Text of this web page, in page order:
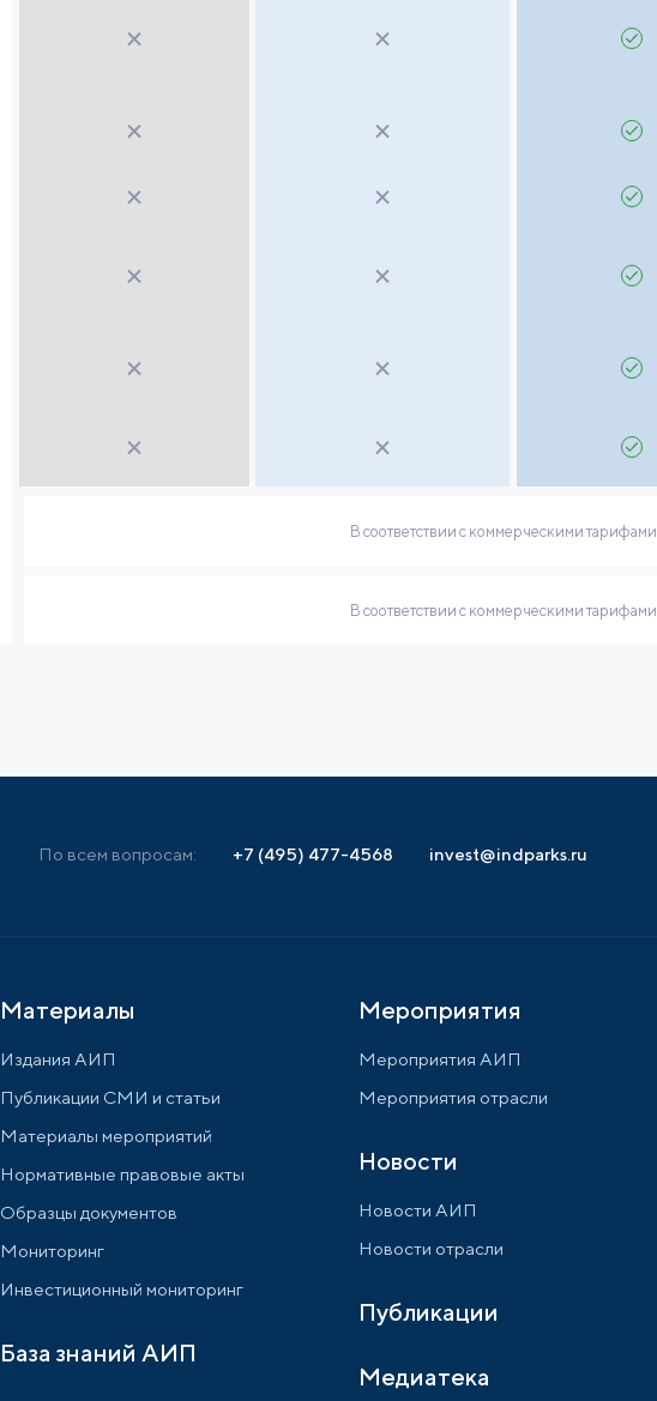
В соответствии с коммерческими тарифами
В соответствии с коммерческими тарифами
По всем вопросам: +7 (495) 477-4568 invest@indparks.ru
Материалы
Издания АИП
Публикации СМИ и статьи
Материалы мероприятий
Нормативные правовые акты
Образцы документов
Мониторинг
Инвестиционный мониторинг
База знаний АИП
Мероприятия
Мероприятия АИП
Мероприятия отрасли
Новости
Новости АИП
Новости отрасли
Публикации
Медиатека